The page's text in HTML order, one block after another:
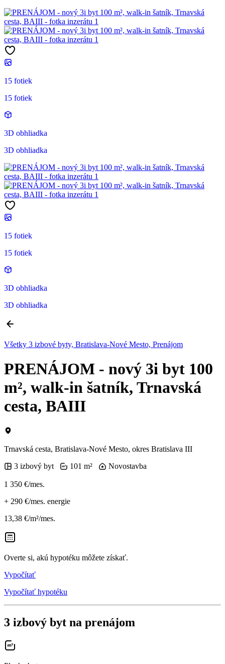
15 fotiek
15 fotiek
3D obhliadka
3D obhliadka
15 fotiek
15 fotiek
3D obhliadka
3D obhliadka
Všetky 3 izbové byty, Bratislava-Nové Mesto, Prenájom
PRENÁJOM - nový 3i byt 100
m², walk-in šatník, Trnavská
cesta, BAIII
Trnavská cesta, Bratislava-Nové Mesto, okres Bratislava III
3 izbový byt
101 m² Novostavba
1 350 €/mes.
+ 290 €/mes. energie
13,38 €/m²/mes.
Overte si, akú hypotéku môžete získať.
Vypočítať
Vypočítať hypotéku
3 izbový byt na prenájom